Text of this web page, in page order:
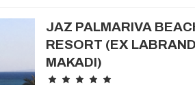
JAZ PALMARIVA
RESORT (EX
MAKADI)